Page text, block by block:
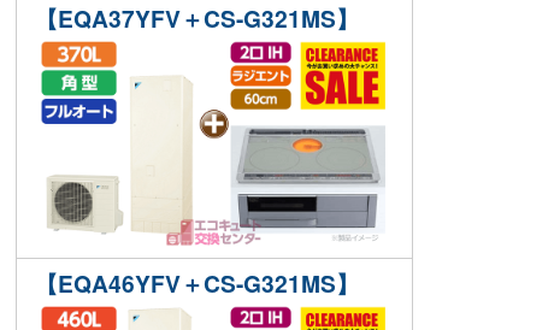
【EQA37YFV＋CS-G321MS】
【EQA46YFV＋CS-G321MS】